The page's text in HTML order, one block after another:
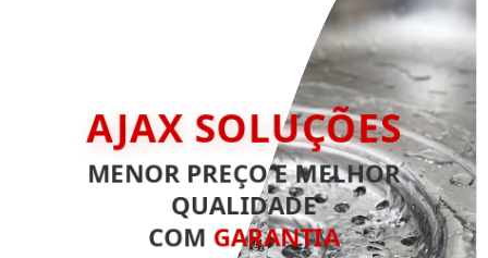
AJAX SOLUÇÕES
MENOR PREÇO E MELHOR
QUALIDADE
COM GARANTIA